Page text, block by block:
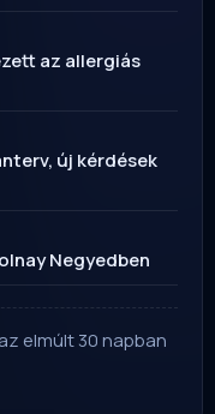
az allergiás
új kérdések
Negyedben
elmúlt 30 napban